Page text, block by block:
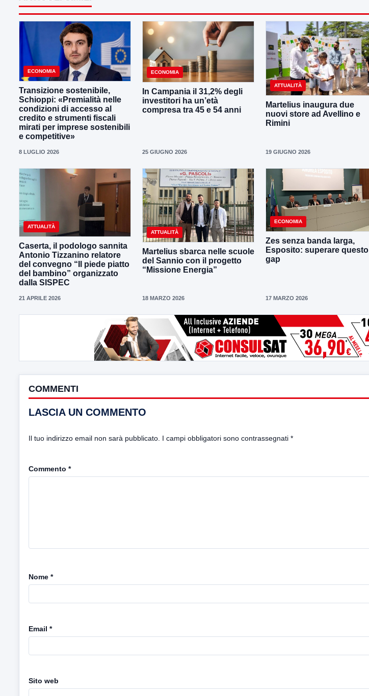
ECONOMIA
Transizione sostenibile,
Schioppi: «Premialità nelle
condizioni di accesso al
credito e strumenti fiscali
mirati per imprese sostenibili
e competitive»
8 LUGLIO 2026
ECONOMIA
In Campania il 31,2% degli
investitori ha un’età
compresa tra 45 e 54 anni
25 GIUGNO 2026
ATTUALITÀ
Martelius inaugura due
nuovi store ad Avellino e
Rimini
19 GIUGNO 2026
ATTUALITÀ
Caserta, il podologo sannita
Antonio Tizzanino relatore
del convegno “Il piede piatto
del bambino” organizzato
dalla SISPEC
21 APRILE 2026
ATTUALITÀ
Martelius sbarca nelle scuole
del Sannio con il progetto
“Missione Energia”
18 MARZO 2026
ECONOMIA
Zes senza banda larga,
Esposito: superare questo
gap
17 MARZO 2026
COMMENTI
LASCIA UN COMMENTO
Il tuo indirizzo email non sarà pubblicato. I campi obbligatori sono contrassegnati *
Commento *
Nome *
Email *
Sito web